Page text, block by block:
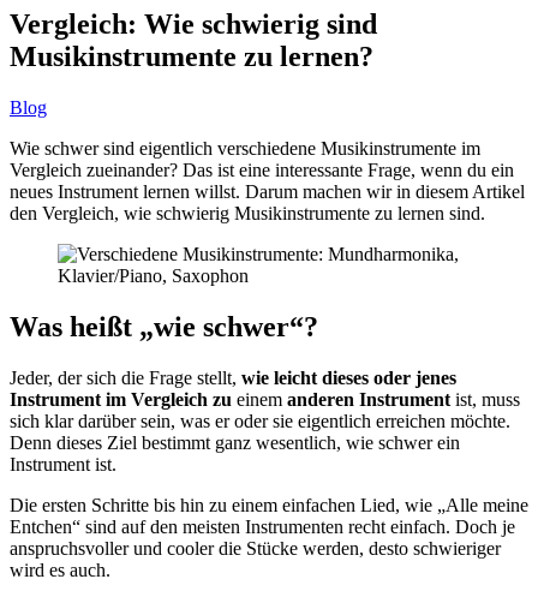
Vergleich: Wie schwierig sind
Musikinstrumente zu lernen?
Blog
Wie schwer sind eigentlich verschiedene Musikinstrumente im
Vergleich zueinander? Das ist eine interessante Frage, wenn du ein
neues Instrument lernen willst. Darum machen wir in diesem Artikel
den Vergleich, wie schwierig Musikinstrumente zu lernen sind.
Was heißt „wie schwer“?
Jeder, der sich die Frage stellt, wie leicht dieses oder jenes
Instrument im Vergleich zu einem anderen Instrument ist, muss
sich klar darüber sein, was er oder sie eigentlich erreichen möchte.
Denn dieses Ziel bestimmt ganz wesentlich, wie schwer ein
Instrument ist.
Die ersten Schritte bis hin zu einem einfachen Lied, wie „Alle meine
Entchen“ sind auf den meisten Instrumenten recht einfach. Doch je
anspruchsvoller und cooler die Stücke werden, desto schwieriger
wird es auch.